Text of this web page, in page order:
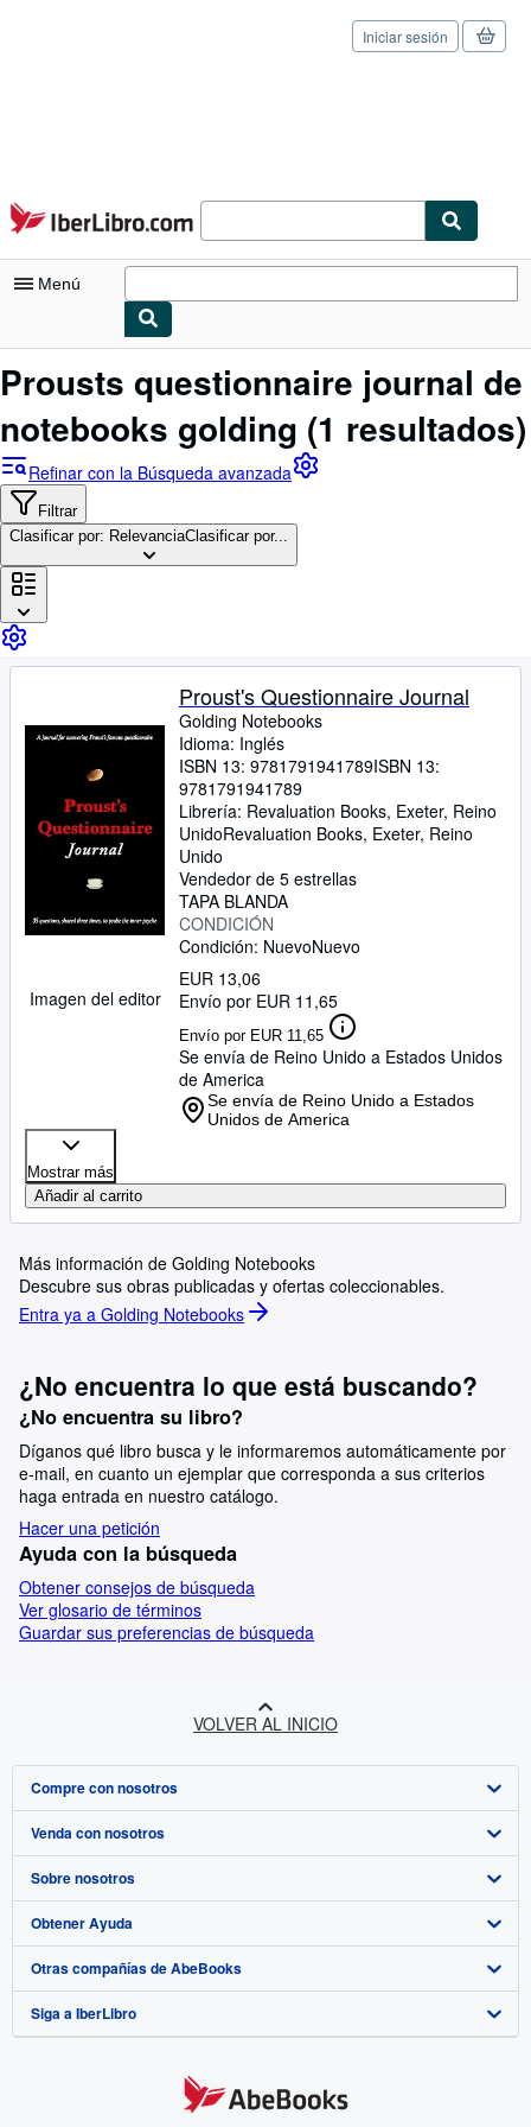
Pasar al contenido principal
IberLibro.com
Iniciar sesión
Menú
Consultar mis pedidos
Cerrar sesión
Búsqueda avanzada
Colecciones
Libros antiguos
Arte y coleccionismo
Ayuda
CERRAR
Prousts questionnaire journal de
notebooks golding (1 resultados)
Refinar con la Búsqueda avanzada
Filtrar
Clasificar por: RelevanciaClasificar por...
Imagen del editor
Proust's Questionnaire Journal
Golding Notebooks
Idioma: Inglés
ISBN 13: 9781791941789ISBN 13:
9781791941789
Librería: Revaluation Books, Exeter, Reino
UnidoRevaluation Books, Exeter, Reino
Unido
Vendedor de 5 estrellas
TAPA BLANDA
CONDICIÓN
Condición: NuevoNuevo
EUR 13,06
Envío por EUR 11,65
Envío por EUR 11,65
Se envía de Reino Unido a Estados Unidos
de America
Se envía de Reino Unido a Estados
Unidos de America
Mostrar más
Añadir al carrito
Más información de Golding Notebooks
Descubre sus obras publicadas y ofertas coleccionables.
Entra ya a Golding Notebooks
¿No encuentra lo que está buscando?
¿No encuentra su libro?
Díganos qué libro busca y le informaremos automáticamente por
e-mail, en cuanto un ejemplar que corresponda a sus criterios
haga entrada en nuestro catálogo.
Hacer una petición
Ayuda con la búsqueda
Obtener consejos de búsqueda
Ver glosario de términos
Guardar sus preferencias de búsqueda
VOLVER AL INICIO
Compre con nosotros
Búsqueda avanzada
Colecciones
Mi cuenta
Mis pedidos
Ver carrito
Venda con nosotros
Comenzar a vender
Únase a nuestro programa de afiliados
Recomiende un vendedor
Sobre nosotros
Sobre IberLibro
Medios
Empleo
Preferencias de cookies
Obtener Ayuda
Preguntas frecuentes y guías
Atención al Cliente
Otras compañías de AbeBooks
AbeBooks.com
Siga a IberLibro